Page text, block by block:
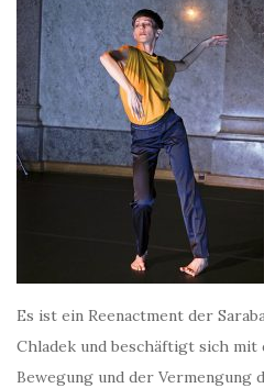
Es ist ein Reenactment der
Chladek und beschäftigt sich mit
Bewegung und der Vermengung